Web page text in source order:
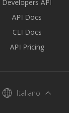
Developers API
API Docs
CLI Docs
API Pricing
Italiano